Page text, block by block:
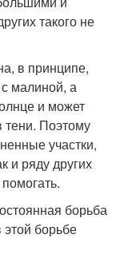
такого не
в принципе,
малиной, а
и может
тени. Поэтому
участки,
и ряду других
борьба
борьбе